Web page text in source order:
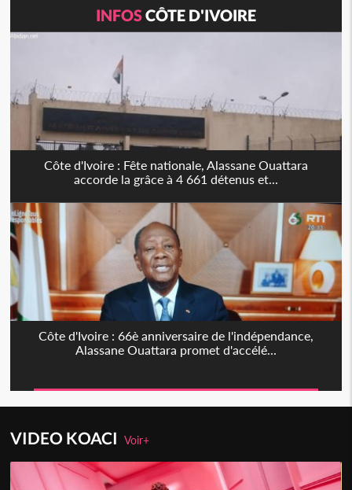
INFOSCÔTE D'IVOIRE
Côte d'Ivoire : Fête nationale, Alassane Ouattara
accorde la grâce à 4 661 détenus et...
Côte d'Ivoire : 66è anniversaire de l'indépendance,
Alassane Ouattara promet d'accélé...
VIDEO KOACIVoir+